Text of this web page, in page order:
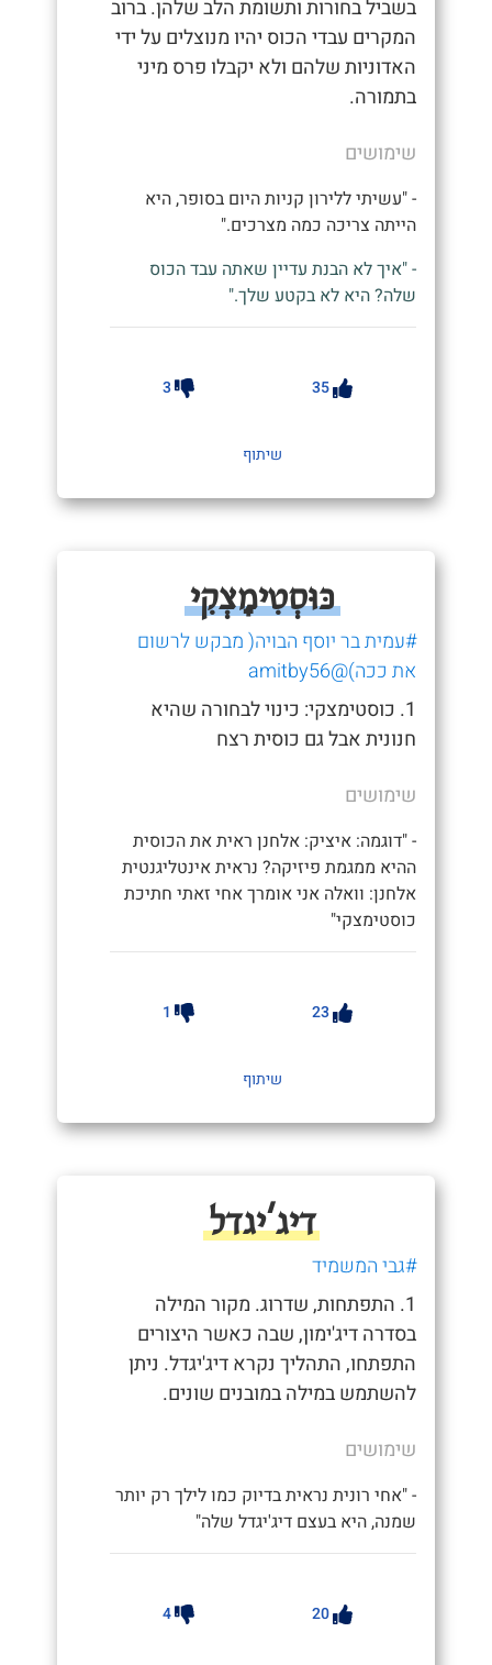
בשביל בחורות ותשומת הלב שלהן. ברוב
המקרים עבדי הכוס יהיו מנוצלים על ידי
האדוניות שלהם ולא יקבלו פרס מיני
בתמורה.
שימושים
- "עשיתי ללירון קניות היום בסופר, היא
הייתה צריכה כמה מצרכים."
- "איך לא הבנת עדיין שאתה עבד הכוס
שלה? היא לא בקטע שלך."
35
3
שיתוף
כּוּסְטִימָצְקִי
#עמית בר יוסף הבויה( מבקש לרשום
את ככה)@amitby56
1. כוסטימצקי: כינוי לבחורה שהיא
חנונית אבל גם כוסית רצח
שימושים
- "דוגמה: איציק: אלחנן ראית את הכוסית
ההיא ממגמת פיזיקה? נראית אינטליגנטית
אלחנן: וואלה אני אומרך אחי זאתי חתיכת
כוסטימצקי"
23
1
שיתוף
דיג'יגדל
#גבי המשמיד
1. התפתחות, שדרוג. מקור המילה
בסדרה דיג'ימון, שבה כאשר היצורים
התפתחו, התהליך נקרא דיג'יגדל. ניתן
להשתמש במילה במובנים שונים.
שימושים
- "אחי רונית נראית בדיוק כמו לילך רק יותר
שמנה, היא בעצם דיג'יגדל שלה"
20
4